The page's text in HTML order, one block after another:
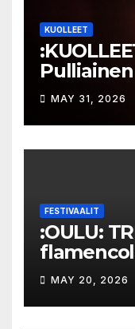
KUOLLEET
MAY 31, 2026
FESTIVAALIT
:OULU:
hylätyn
MAY 20, 2026